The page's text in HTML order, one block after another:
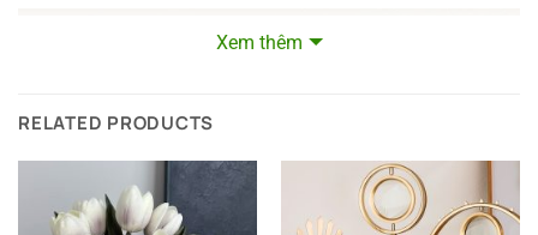
Xem thêm
RELATED PRODUCTS